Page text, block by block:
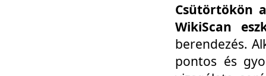
Csütörtökön
WikiScan
berendezés.
pontos és